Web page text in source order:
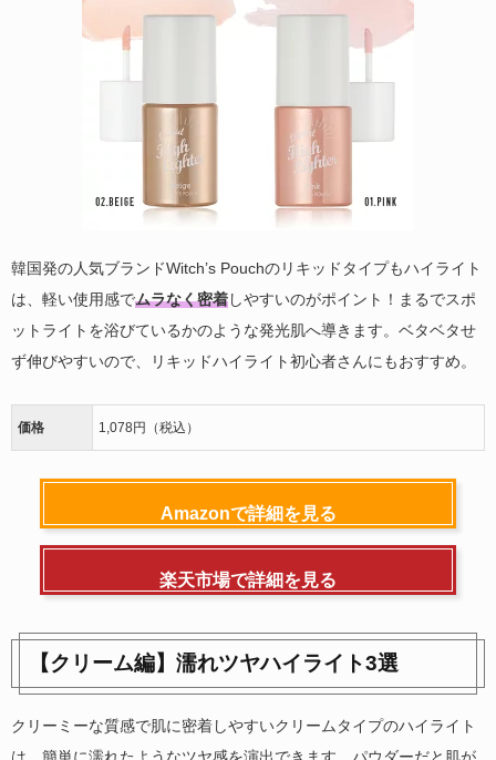
韓国発の人気ブランドWitch’s Pouchのリキッドタイプもハイライト
は、軽い使用感でムラなく密着しやすいのがポイント！まるでスポ
ットライトを浴びているかのような発光肌へ導きます。ベタベタせ
ず伸びやすいので、リキッドハイライト初心者さんにもおすすめ。
価格 1,078円（税込）
Amazonで詳細を見る
楽天市場で詳細を見る
【クリーム編】濡れツヤハイライト3選
クリーミーな質感で肌に密着しやすいクリームタイプのハイライト